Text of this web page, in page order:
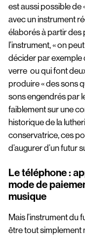
est aussi possible de
avec un instrument
élaborés à partir
l’instrument, « on
décider par exemple
verre ou qui font
produire « des sons
sons engendrés par
faiblement sur une
historique de la
conservatrice, ces
d’augurer d’un futur
Le téléphone :
mode de
musique
Mais l’instrument du
être tout simplement